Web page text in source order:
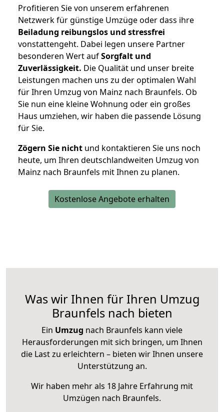
Profitieren Sie von unserem erfahrenen
Netzwerk für günstige Umzüge oder dass ihre
Beiladung reibungslos und stressfrei
vonstattengeht. Dabei legen unsere Partner
besonderen Wert aufSorgfalt und
Zuverlässigkeit. Die Qualität und unser breite
Leistungen machen uns zu der optimalen Wahl
für Ihren Umzug von Mainz nach Braunfels. Ob
Sie nun eine kleine Wohnung oder ein großes
Haus umziehen, wir haben die passende Lösung
für Sie.
Zögern Sie nicht und kontaktieren Sie uns noch
heute, um Ihren deutschlandweiten Umzug von
Mainz nach Braunfels mit Ihnen zu planen.
Kostenlose Angebote erhalten
Was wir Ihnen für Ihren Umzug
Braunfels nach bieten
Ein Umzug nach Braunfels kann viele
Herausforderungen mit sich bringen, um Ihnen
die Last zu erleichtern – bieten wir Ihnen unsere
Unterstützung an.
Wir haben mehr als 18 Jahre Erfahrung mit
Umzügen nach Braunfels.